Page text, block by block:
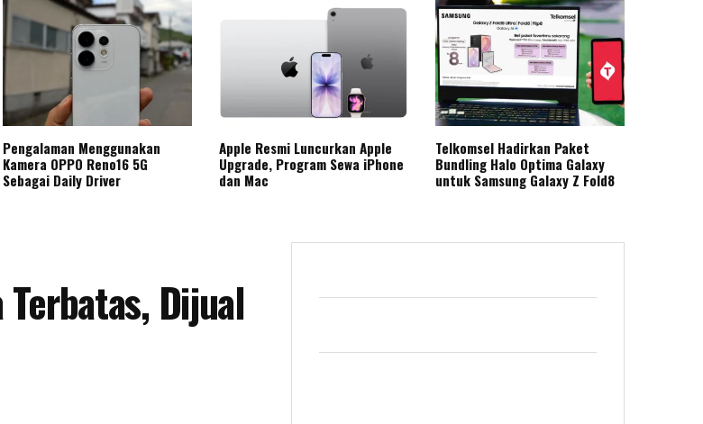
Pengalaman Menggunakan
Kamera OPPO Reno16 5G
Sebagai Daily Driver
Apple Resmi Luncurkan Apple
Upgrade, Program Sewa iPhone
dan Mac
Telkomsel Hadirkan Paket
Bundling Halo Optima Galaxy
untuk Samsung Galaxy Z Fold8
Terbatas, Dijual